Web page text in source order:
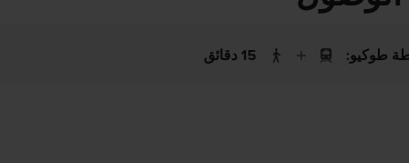
طوكيو: 15 دقائق